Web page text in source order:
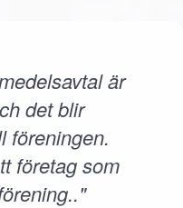
är
det blir
föreningen.
företag som